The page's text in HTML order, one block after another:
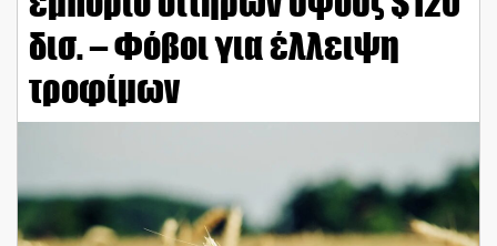
δισ. – Φόβοι για έλλειψη
τροφίμων